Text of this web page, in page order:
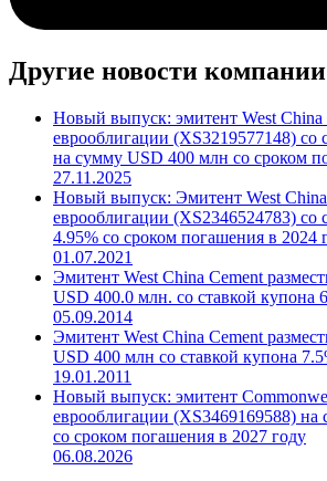
Другие новости компании
Новый выпуск: эмитент West China
еврооблигации (XS3219577148) со
на сумму USD 400 млн со сроком
27.11.2025
Новый выпуск: Эмитент West China
еврооблигации (XS2346524783) со
4.95% со сроком погашения в 2024
01.07.2021
Эмитент West China Cement
USD 400.0 млн. со ставкой купона
05.09.2014
Эмитент West China Cement
USD 400 млн со ставкой купона
19.01.2011